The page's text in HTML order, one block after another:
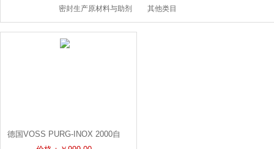
密封生产原材料与助剂 其他类目
德国VOSS PURG-INOX 2000自
动不锈钢浮球排气阀